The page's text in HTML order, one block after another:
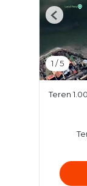
1 /5
Previous
Teren